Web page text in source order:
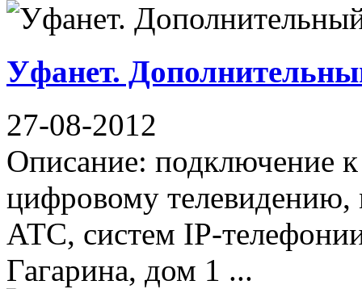
Уфанет.
27-08-2012
Описание: подключение
цифровому
АТС, систем IP-
Гагарина, дом 1 ...